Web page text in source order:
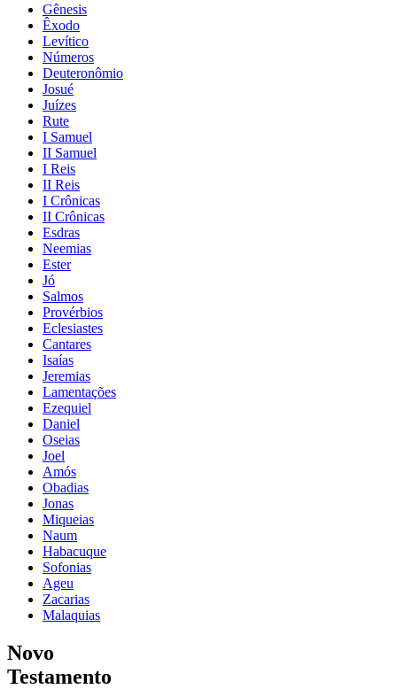
Gênesis
Êxodo
Levítico
Números
Deuteronômio
Josué
Juízes
Rute
I Samuel
II Samuel
I Reis
II Reis
I Crônicas
II Crônicas
Esdras
Neemias
Ester
Jó
Salmos
Provérbios
Eclesiastes
Cantares
Isaías
Jeremias
Lamentações
Ezequiel
Daniel
Oseias
Joel
Amós
Obadias
Jonas
Miqueias
Naum
Habacuque
Sofonias
Ageu
Zacarias
Malaquias
Novo
Testamento